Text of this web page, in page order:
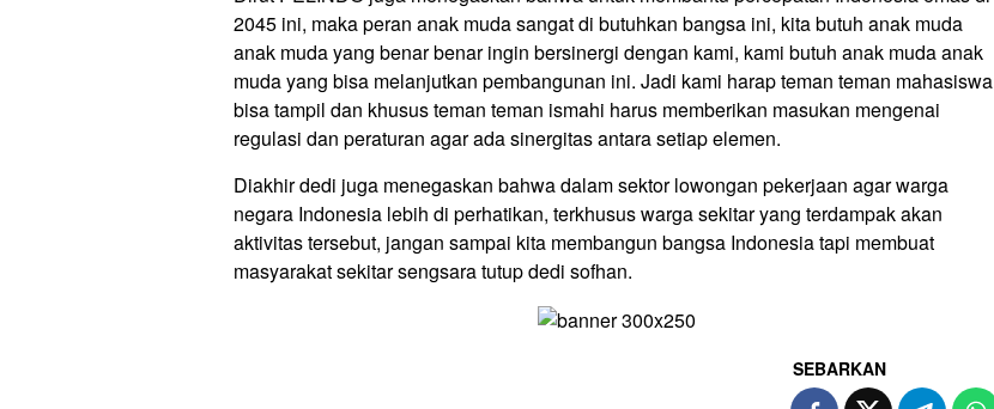
2045 ini, maka peran anak muda sangat di butuhkan bangsa ini, kita butuh anak muda
anak muda yang benar benar ingin bersinergi dengan kami, kami butuh anak muda anak
muda yang bisa melanjutkan pembangunan ini. Jadi kami harap teman teman mahasiswa
bisa tampil dan khusus teman teman ismahi harus memberikan masukan mengenai
regulasi dan peraturan agar ada sinergitas antara setiap elemen.
Diakhir dedi juga menegaskan bahwa dalam sektor lowongan pekerjaan agar warga
negara Indonesia lebih di perhatikan, terkhusus warga sekitar yang terdampak akan
aktivitas tersebut, jangan sampai kita membangun bangsa Indonesia tapi membuat
masyarakat sekitar sengsara tutup dedi sofhan.
SEBARKAN